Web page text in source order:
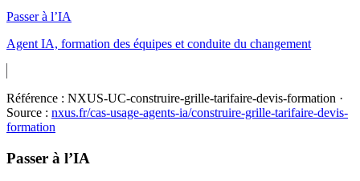
Passer à l’IA
Agent IA, formation des équipes et conduite du changement
Référence : NXUS-UC-construire-grille-tarifaire-devis-formation ·
Source : nxus.fr/cas-usage-agents-ia/construire-grille-tarifaire-devis-
formation
Passer à l’IA